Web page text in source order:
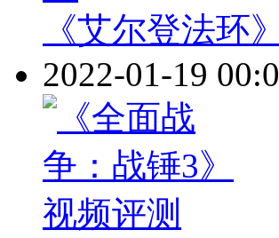
《艾尔登法环
2022-01-19